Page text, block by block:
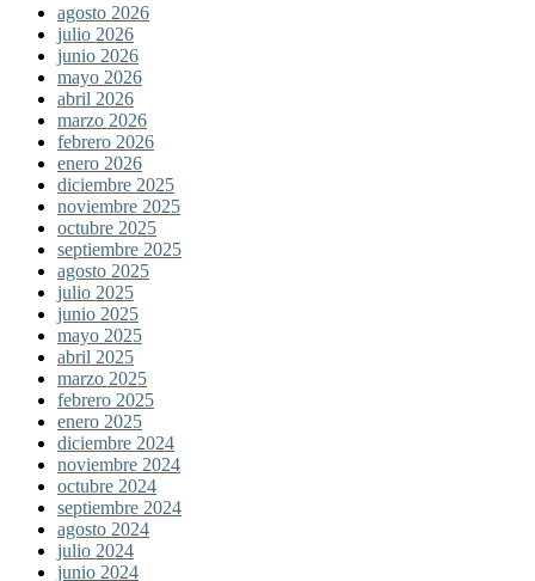
agosto 2026
julio 2026
junio 2026
mayo 2026
abril 2026
marzo 2026
febrero 2026
enero 2026
diciembre 2025
noviembre 2025
octubre 2025
septiembre 2025
agosto 2025
julio 2025
junio 2025
mayo 2025
abril 2025
marzo 2025
febrero 2025
enero 2025
diciembre 2024
noviembre 2024
octubre 2024
septiembre 2024
agosto 2024
julio 2024
junio 2024